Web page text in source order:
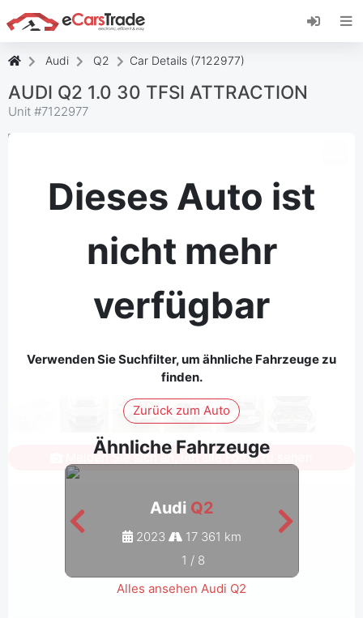
Installieren Sie die eCarsTrade-App, fügen Sie
sie zu Ihrem Startbildschirm hinzu und erhalten
Audi Q2 Car Details (7122977)
AUDI Q2 1.0 30 TFSI ATTRACTION
Unit #7122977
Dieses Auto ist
nicht mehr
verfügbar
Verwenden Sie Suchfilter, um ähnliche Fahrzeuge zu
finden.
Zurück zum Auto
Ähnliche Fahrzeuge
Audi Q2
2023
17 361 km
1 / 8
Alles ansehen Audi Q2
Melden Sie sich an, um alle Fotos zu sehen